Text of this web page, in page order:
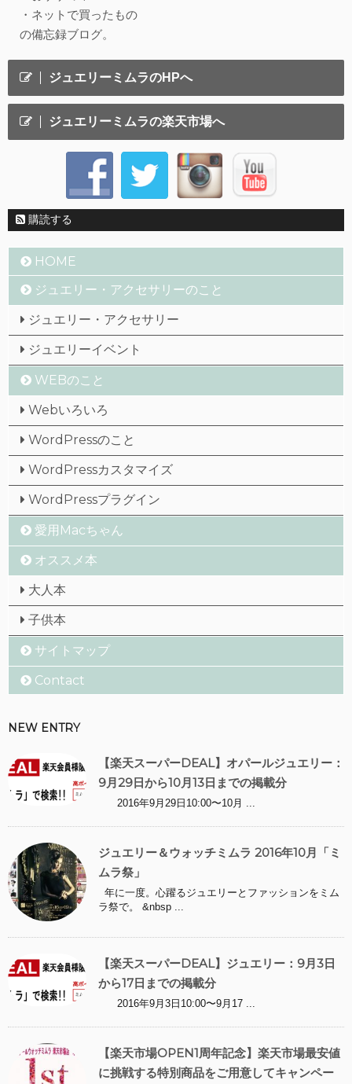
・ネットで買ったもの
の備忘録ブログ。
ジュエリーミムラのHPへ
ジュエリーミムラの楽天市場へ
購読する
HOME
ジュエリー・アクセサリーのこと
ジュエリー・アクセサリー
ジュエリーイベント
WEBのこと
Webいろいろ
WordPressのこと
WordPressカスタマイズ
WordPressプラグイン
愛用Macちゃん
オススメ本
大人本
子供本
サイトマップ
Contact
NEW ENTRY
【楽天スーパーDEAL】オパールジュエリー：
9月29日から10月13日までの掲載分
2016年9月29日10:00〜10月 ...
ジュエリー＆ウォッチミムラ 2016年10月「ミ
ムラ祭」
年に一度。心躍るジュエリーとファッションをミム
ラ祭で。 &nbsp ...
【楽天スーパーDEAL】ジュエリー：9月3日
から17日までの掲載分
2016年9月3日10:00〜9月17 ...
【楽天市場OPEN1周年記念】楽天市場最安値
に挑戦する特別商品をご用意してキャンペー